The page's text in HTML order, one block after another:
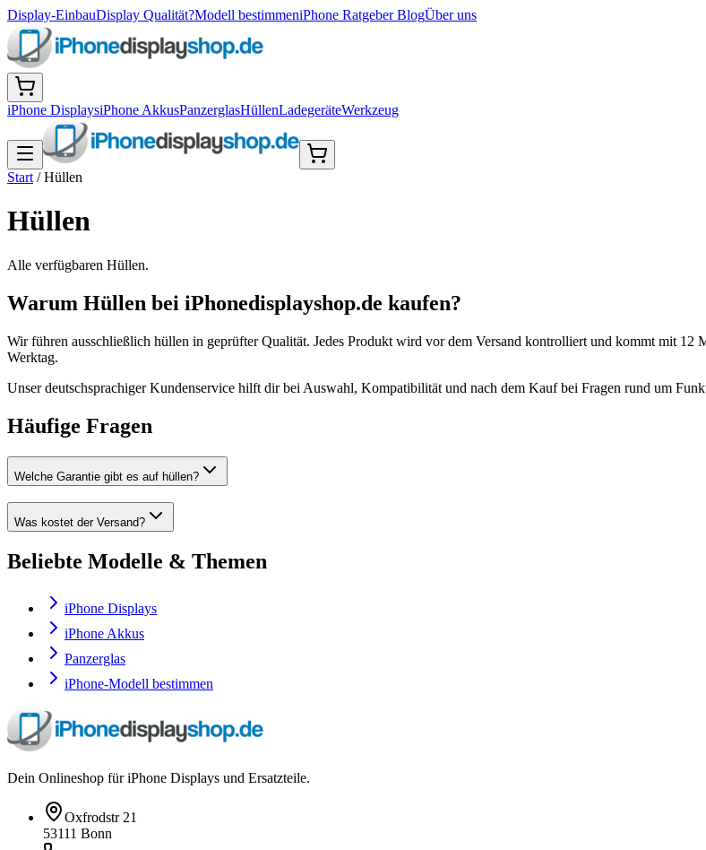
Display-EinbauDisplay Qualität?Modell bestimmeniPhone Ratgeber BlogÜber uns
iPhone DisplaysiPhone AkkusPanzerglasHüllenLadegeräteWerkzeug
Start /Hüllen
Hüllen
Alle verfügbaren Hüllen.
Warum Hüllen bei iPhonedisplayshop.de kaufen?
Wir führen ausschließlich hüllen in geprüfter Qualität. Jedes Produkt wird vor dem Versand kontrolliert und kommt mit 12
Werktag.
Unser deutschsprachiger Kundenservice hilft dir bei Auswahl, Kompatibilität und nach dem Kauf bei Fragen rund um
Häufige Fragen
Welche Garantie gibt es auf hüllen?
Was kostet der Versand?
Beliebte Modelle & Themen
iPhone Displays
iPhone Akkus
Panzerglas
iPhone-Modell bestimmen
Dein Onlineshop für iPhone Displays und Ersatzteile.
Oxfrodstr 21
53111 Bonn